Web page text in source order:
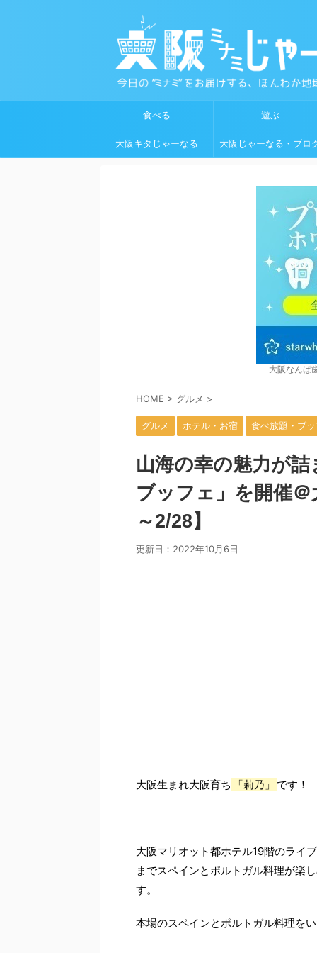
食べる 遊ぶ
大阪キタじゃーなる 大阪じゃーなる・ブロ
大阪なんば
HOME > グルメ >
グルメ ホテル・お宿 食べ放題・ブ
山海の幸の魅力が
ブッフェ」を開催
～2/28】
更新日： 2022年10月6日
大阪生まれ大阪育ち 「莉乃」 です！
大阪マリオット都ホテル19階のライ
までスペインとポルトガル料理が楽
す。
本場のスペインとポルトガル料理を